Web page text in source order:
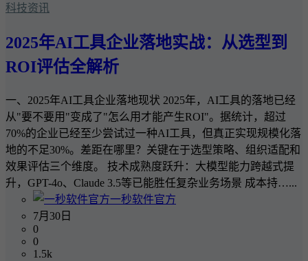
科技资讯
2025年AI工具企业落地实战：从选型到
ROI评估全解析
一、2025年AI工具企业落地现状 2025年，AI工具的落地已经
从"要不要用"变成了"怎么用才能产生ROI"。据统计，超过
70%的企业已经至少尝试过一种AI工具，但真正实现规模化落
地的不足30%。差距在哪里？关键在于选型策略、组织适配和
效果评估三个维度。 技术成熟度跃升：大模型能力跨越式提
升，GPT-4o、Claude 3.5等已能胜任复杂业务场景 成本持…...
一秒软件官方
7月30日
0
0
1.5k